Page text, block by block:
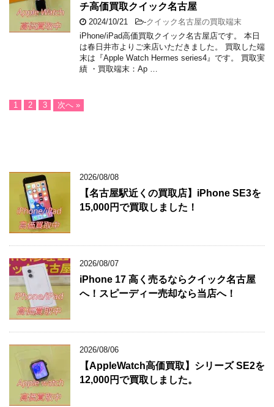
チ高価買取クイック名古屋
2024/10/21 -クイック名古屋の買取端末
iPhone/iPad高価買取クイック名古屋店です。 本日
は春日井市よりご来店いただきました。 買取した端
末は『Apple Watch Hermes series4』です。 買取実
績 ・買取端末：Ap …
1 2 3 次へ »
2026/08/08
【名古屋駅近くの買取店】iPhone SE3を
15,000円で買取しました！
2026/08/07
iPhone 17 高く売るならクイック名古屋
へ！スピーディー売却なら当店へ！
2026/08/06
【AppleWatch高価買取】シリーズ SE2を
12,000円で買取しました。